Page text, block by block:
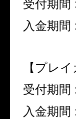
受付期間
入金期間
【プレ
受付期間
入金期間